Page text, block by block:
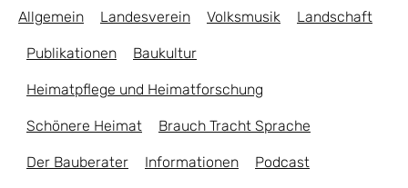
Allgemein Landesverein Volksmusik Landschaft
Publikationen Baukultur
Heimatpflege und Heimatforschung
Schönere Heimat Brauch Tracht Sprache
Der Bauberater Informationen Podcast